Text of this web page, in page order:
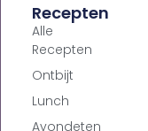
Recepten
Alle
Recepten
Ontbijt
Lunch
Avondeten